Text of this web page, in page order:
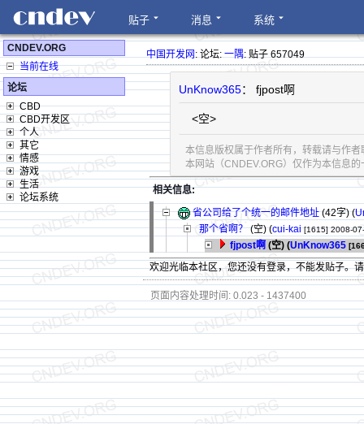
贴子 消息 系统
CNDEV.ORG
当前在线
论坛
CBD
CBD开发区
个人
其它
情感
游戏
生活
论坛系统
中国开发网: 论坛:一隅: 贴子 657049
UnKnow365： fjpost啊
<空>
本信息版权属于作者所有，转载请与作
本网站（CNDEV.ORG）仅作为本信息
相关信息:
省公司给了个统一的邮件地址 (42字)(
那个省啊？(空) (cui-kai [1615] 2008-
fjpost啊 (空) (UnKnow365
欢迎光临本社区，您还没有登录，不能发贴子。
页面内容处理时间: 0.023 - 1437400